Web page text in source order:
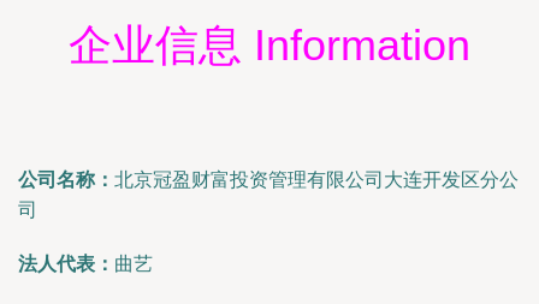
企业信息 Information
公司名称： 北京冠盈财富投资管理有限公司大连开发区分公
司
法人代表： 曲艺